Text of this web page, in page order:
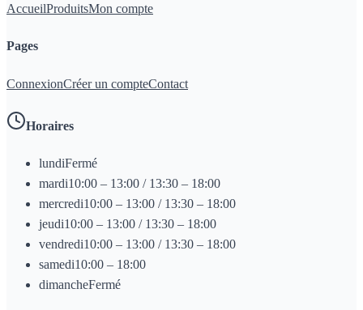
AccueilProduitsMon compte
Pages
ConnexionCréer un compteContact
Horaires
lundiFermé
mardi10:00 – 13:00 / 13:30 – 18:00
mercredi10:00 – 13:00 / 13:30 – 18:00
jeudi10:00 – 13:00 / 13:30 – 18:00
vendredi10:00 – 13:00 / 13:30 – 18:00
samedi10:00 – 18:00
dimancheFermé